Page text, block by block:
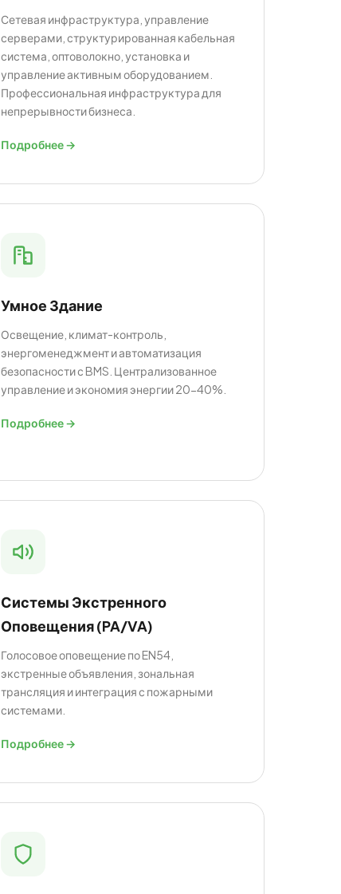
Сетевая инфраструктура, управление
серверами, структурированная кабельная
система, оптоволокно, установка и
управление активным оборудованием.
Профессиональная инфраструктура для
непрерывности бизнеса.
Подробнее →
Умное Здание
Освещение, климат-контроль,
энергоменеджмент и автоматизация
безопасности с BMS. Централизованное
управление и экономия энергии 20-40%.
Подробнее →
Системы Экстренного
Оповещения (PA/VA)
Голосовое оповещение по EN54,
экстренные объявления, зональная
трансляция и интеграция с пожарными
системами.
Подробнее →